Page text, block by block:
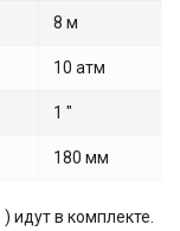
8 м
10 атм
1 "
180 мм
идут в комплекте.